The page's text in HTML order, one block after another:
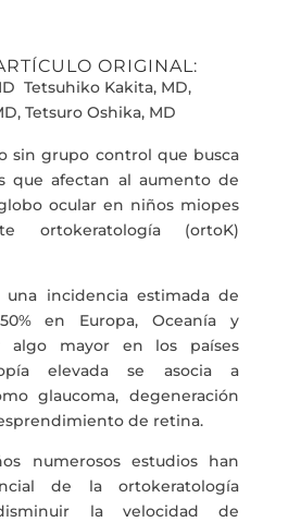
ORIGINAL:
Tetsuhiko Kakita, MD,
Tetsuro Oshika, MD
sin grupo control que busca
que afectan al aumento de
ocular en niños miopes
ortokeratología (ortoK)
una incidencia estimada de
en Europa, Oceanía y
algo mayor en los países
elevada se asocia a
glaucoma, degeneración
de retina.
numerosos estudios han
de la ortokeratología
la velocidad de